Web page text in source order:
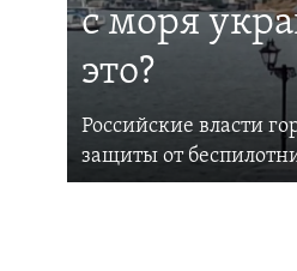
с моря
это?
Российские власти
защиты от